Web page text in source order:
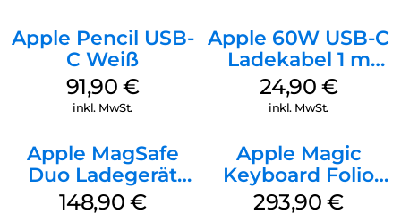
Apple Pencil USB-
C Weiß
91,90 €
inkl. MwSt.
Apple 60W USB-C
Ladekabel 1 m
Weiß
24,90 €
inkl. MwSt.
Apple MagSafe
Duo Ladegerät
Weiß
148,90 €
Apple Magic
Keyboard Folio
iPad 10.9″ (10.Gen.)
293,90€